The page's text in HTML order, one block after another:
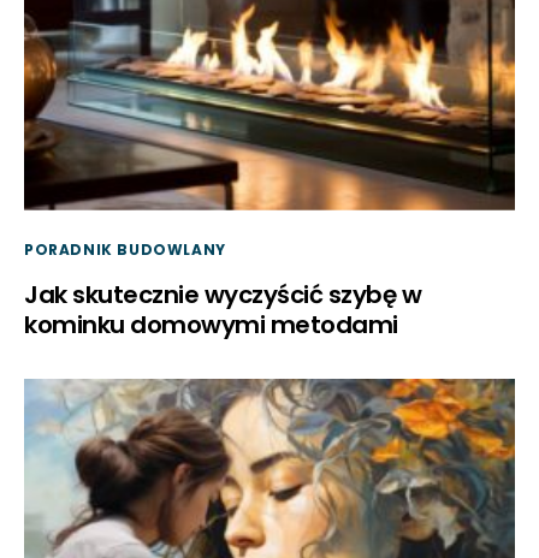
PORADNIK BUDOWLANY
Jak skutecznie wyczyścić szybę w
kominku domowymi metodami